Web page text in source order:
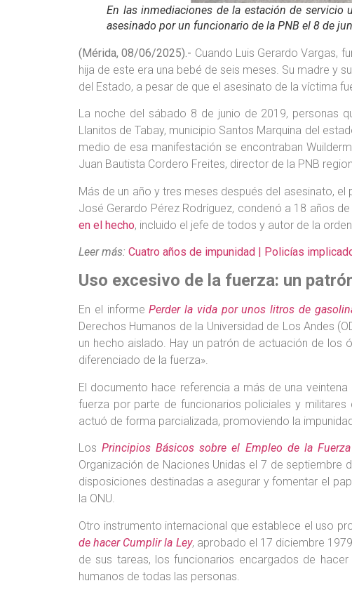
En las inmediaciones de la estación de servicio
asesinado por un funcionario de la PNB el 8 de
(Mérida, 08/06/2025).- Cuando Luis Gerardo Vargas,
hija de este era una bebé de seis meses. Su madre y
del Estado, a pesar de que el asesinato de la víctima
La noche del sábado 8 de junio de 2019, personas
Llanitos de Tabay, municipio Santos Marquina del
medio de esa manifestación se encontraban
Juan Bautista Cordero Freites, director de la PNB
Más de un año y tres meses después del asesinato,
José Gerardo Pérez Rodríguez, condenó a 18 años
en el hecho, incluido el jefe de todos y autor de la
Leer más: Cuatro años de impunidad | Policías
Uso excesivo de la fuerza: un
En el informePerder la vida por unos litros de
Derechos Humanos de la Universidad de Los Andes
un hecho aislado. Hay un patrón de actuación de
diferenciado de la fuerza».
El documento hace referencia a más de una
fuerza por parte de funcionarios policiales y
actuó de forma parcializada, promoviendo la
LosPrincipios Básicos sobre el Empleo de la
Organización de Naciones Unidas el 7 de septiembre
disposiciones destinadas a asegurar y fomentar el
la ONU.
Otro instrumento internacional que establece el uso
de hacer Cumplir la Ley, aprobado el 17 diciembre
de sus tareas, los funcionarios encargados de
humanos de todas las personas.